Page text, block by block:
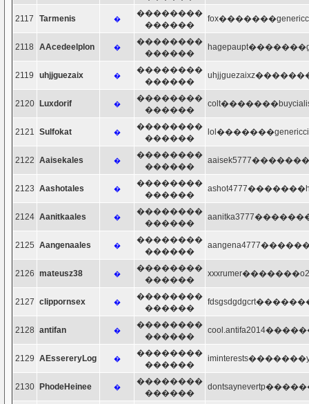
2117 Tarmenis �
��������
������
2118 AAcedeelplon �
��������
������
2119 uhjjguezaix �
��������
������
2120 Luxdorif �
��������
������
2121 Sulfokat �
��������
������
2122 Aaisekales �
��������
������
2123 Aashotales �
��������
������
2124 Aanitkaales �
��������
������
2125 Aangenaales �
��������
������
2126 mateusz38 �
��������
������
2127 clippornsex �
��������
������
2128 antifan �
��������
������
2129 AEssereryLog �
��������
������
2130 PhodeHeinee �
��������
������